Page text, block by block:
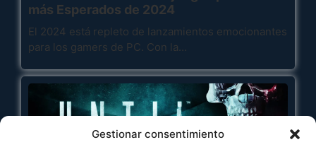
Gestionar consentimiento
más Esperados de 2024
El 2024 está repleto de lanzamientos emocionantes
para los gamers de PC. Con la…